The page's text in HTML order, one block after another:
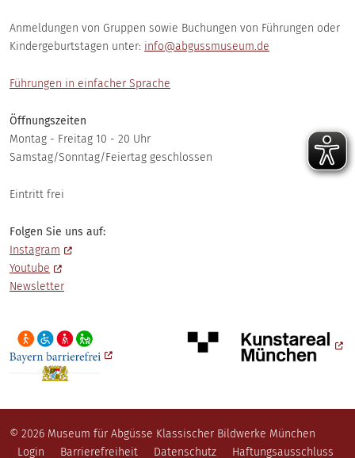
Anmeldungen von Gruppen sowie Buchungen von Führungen oder
Kindergeburtstagen unter: info@abgussmuseum.de
Führungen in einfacher Sprache
Öffnungszeiten
Montag - Freitag 10 - 20 Uhr
Samstag/Sonntag/Feiertag geschlossen
Eintritt frei
Folgen Sie uns auf:
Instagram
Youtube
Newsletter
© 2026 Museum für Abgüsse Klassischer Bildwerke München
Fußzeile
Login Barrierefreiheit Datenschutz Haftungsausschluss